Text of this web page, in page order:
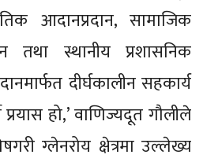
आदानप्रदान, सामाजिक
तथा स्थानीय प्रशासनिक
दीर्घकालीन सहकार्य
प्रयास हो,’ वाणिज्यदूत गौलीले
ग्लेनरोय क्षेत्रमा उल्लेख्य